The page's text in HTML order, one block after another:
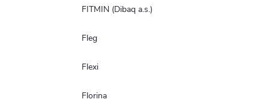
FITMIN (Dibaq a.s.)
Fleg
Flexi
Florina